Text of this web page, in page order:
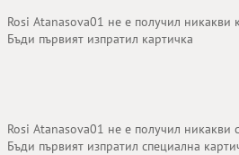
Rosi Atanasova01 не е получил никакви
Бъди първият изпратил картичка
Rosi Atanasova01 не е получил никакви
Бъди първият изпратил специална